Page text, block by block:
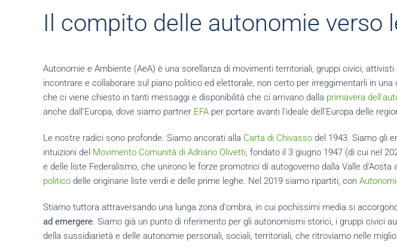
Il compito delle autonomie verso
Autonomie e Ambiente (AeA) è una sorellanza di movimenti territoriali, gruppi civici,
incontrare e collaborare sul piano politico ed elettorale, non certo per irreggimentarli in
che ci viene chiesto in tanti messaggi e disponibilità che ci arrivano dalla primavera
anche dall'Europa, dove siamo partner EFA per portare avanti l'ideale dell'Europa delle
Le nostre radici sono profonde. Siamo ancorati alla Carta di Chivasso del 1943. Siamo gli
intuizioni del Movimento Comunità di Adriano Olivetti, fondato il 3 giugno 1947 (di cui nel
e delle liste Federalismo, che unirono le forze promotrici di autogoverno dalla Valle d'Aosta
politico delle originarie liste verdi e delle prime leghe. Nel 2019 siamo ripartiti, con
Stiamo tuttora attraversando una lunga zona d'ombra, in cui pochissimi media si
ad emergere. Siamo già un punto di riferimento per gli autonomismi storici, i gruppi civici
della sussidiarietà e delle autonomie personali, sociali, territoriali, che ritroviamo nelle